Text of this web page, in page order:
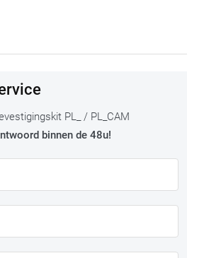
PL_ / PL_CAM
binnen de 48u!